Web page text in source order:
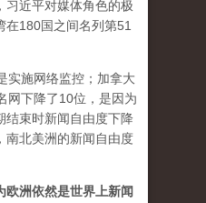
习近平对媒体角色的极
在180国之间名列第51
实施网络监控；加拿大
网下降了10位，是因为
结束时新闻自由度下降
南北美洲的新闻自由度
欧洲依然是世界上新闻